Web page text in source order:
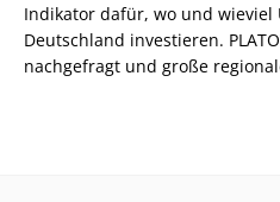
Indikator dafür, wo und wieviel
Deutschland investieren.
nachgefragt und große